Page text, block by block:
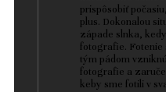
prispôsobiť
plus. Dokonalou
západe slnka,
fotografie.
tým pádom
fotografie a
keby sme fotili v